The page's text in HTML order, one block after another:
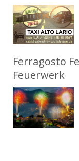
Ferragosto
Feuerwerk